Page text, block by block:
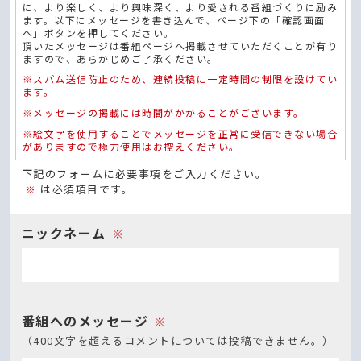
に、より楽しく、より興味深く、より愛される番組づくりに励み
ます。以下にメッセージを書き込んで、ページ下の「確認画面
へ」ボタンを押してください。
頂いたメッセージは番組ページへ掲載させていただくことが有り
ますので、あらかじめご了承ください。
※スパム送信防止のため、連続投稿に一定時間の制限を設けてい
ます。
※メッセージの掲載には時間がかかることがございます。
※絵文字を使用することでメッセージを正常に受信できない場合
がありますので極力使用はお控えください。
下記のフォームに必要事項をご入力ください。
※ は必須項目です。
ニックネーム ※
番組へのメッセージ ※
（400文字を超えるコメントについては投稿できません。）